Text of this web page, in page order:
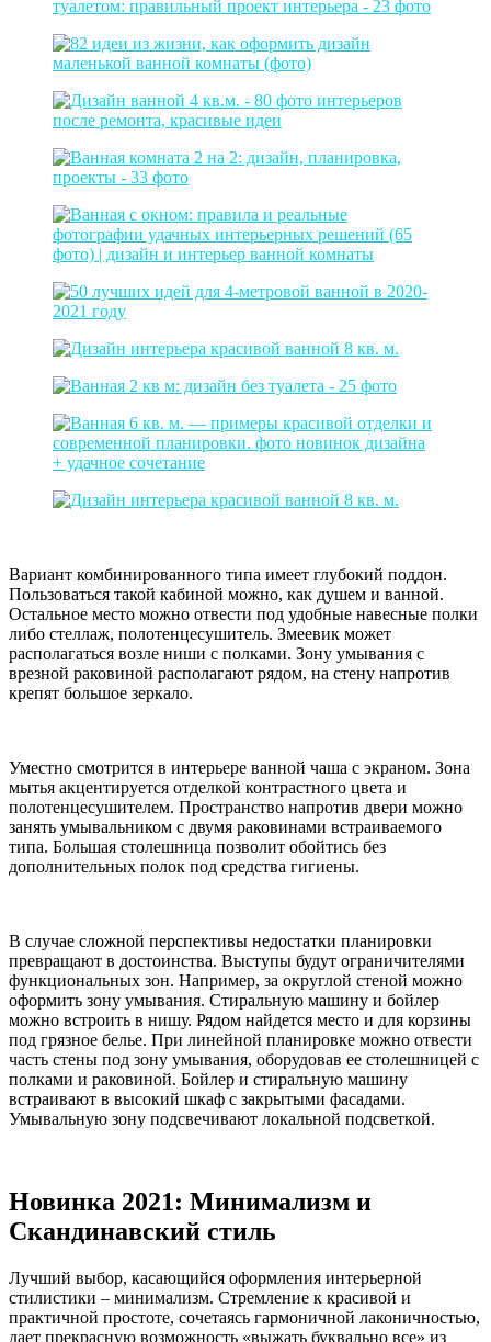
Вариант комбинированного типа имеет глубокий поддон.
Пользоваться такой кабиной можно, как душем и ванной.
Остальное место можно отвести под удобные навесные полки
либо стеллаж, полотенцесушитель. Змеевик может
располагаться возле ниши с полками. Зону умывания с
врезной раковиной располагают рядом, на стену напротив
крепят большое зеркало.
Уместно смотрится в интерьере ванной чаша с экраном. Зона
мытья акцентируется отделкой контрастного цвета и
полотенцесушителем. Пространство напротив двери можно
занять умывальником с двумя раковинами встраиваемого
типа. Большая столешница позволит обойтись без
дополнительных полок под средства гигиены.
В случае сложной перспективы недостатки планировки
превращают в достоинства. Выступы будут ограничителями
функциональных зон. Например, за округлой стеной можно
оформить зону умывания. Стиральную машину и бойлер
можно встроить в нишу. Рядом найдется место и для корзины
под грязное белье. При линейной планировке можно отвести
часть стены под зону умывания, оборудовав ее столешницей с
полками и раковиной. Бойлер и стиральную машину
встраивают в высокий шкаф с закрытыми фасадами.
Умывальную зону подсвечивают локальной подсветкой.
Новинка 2021: Минимализм и
Скандинавский стиль
Лучший выбор, касающийся оформления интерьерной
стилистики – минимализм. Стремление к красивой и
практичной простоте, сочетаясь гармоничной лаконичностью,
дает прекрасную возможность «выжать буквально все» из